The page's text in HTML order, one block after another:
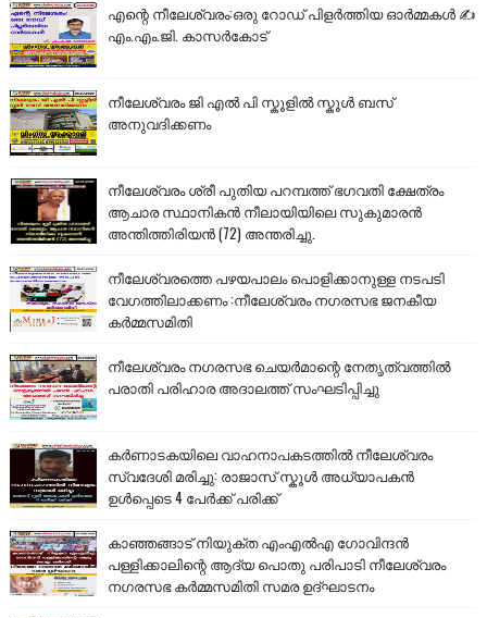
എന്റെ നീലേശ്വരം:ഒരു റോഡ് പിളർത്തിയ ഓർമ്മകൾ ✍️
എം.എം.ജി. കാസർകോട്
നീലേശ്വരം ജി എൽ പി സ്കൂളിൽ സ്കൂൾ ബസ്
അനുവദിക്കണം
നീലേശ്വരം ശ്രീ പുതിയ പറമ്പത്ത് ഭഗവതി ക്ഷേത്രം
ആചാര സ്ഥാനികൻ നീലായിയിലെ സുകുമാരൻ
അന്തിത്തിരിയൻ (72) അന്തരിച്ചു.
നീലേശ്വരത്തെ പഴയപാലം പൊളിക്കാനുള്ള നടപടി
വേഗത്തിലാക്കണം :നീലേശ്വരം നഗരസഭ ജനകീയ
കർമ്മസമിതി
നീലേശ്വരം നഗരസഭ ചെയർമാന്റെ നേതൃത്വത്തിൽ
പരാതി പരിഹാര അദാലത്ത് സംഘടിപ്പിച്ചു
കർണാടകയിലെ വാഹനാപകടത്തിൽ നീലേശ്വരം
സ്വദേശി മരിച്ചു: രാജാസ് സ്കൂൾ അധ്യാപകൻ
ഉൾപ്പെടെ 4 പേർക്ക് പരിക്ക്
കാഞ്ഞങ്ങാട് നിയുക്ത എംഎൽഎ ഗോവിന്ദൻ
പള്ളിക്കാലിന്റെ ആദ്യ പൊതു പരിപാടി നീലേശ്വരം
നഗരസഭ കർമ്മസമിതി സമര ഉദ്ഘാടനം